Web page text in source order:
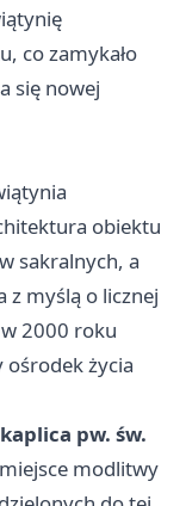
co zamykało
się nowej
obiektu
sakralnych, a
z myślą o licznej
2000 roku
ośrodek życia
kaplica pw. św.
modlitwy